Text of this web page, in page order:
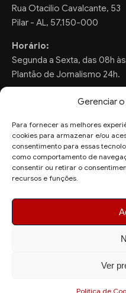
Gerenciar
Para fornecer as melhores
cookies para armazenar e/ou
consentimento para essas
como comportamento de
consentir ou retirar o
recursos e funções.
Ver
Politica de
Rua Otacilio Cavalcante, 53
Pilar - AL, 57.150-000
Horário:
Segunda a Sexta, das 08h
Plantão de Jornalismo 24h.
FALE CONOSCO
Sugestões de Pauta:
© 2026 AquiAgora - Todos os